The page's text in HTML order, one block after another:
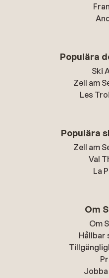
Populära
Ski
Zell am
Les
Populära
Zell am
Val
La
Om
Om
Hållbar